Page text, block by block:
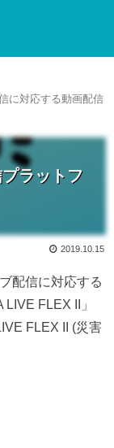
に対応する動画配信
ラットフ
2019.10.15
配信に対応する
FLEX II」
FLEX II (災害